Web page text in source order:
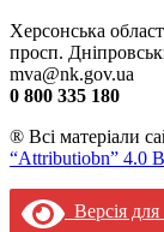
Херсонська
просп.
mva@nk.gov.ua
0 800 335 180
® Всі матеріали
“Attributiobn” 4.0
Версія